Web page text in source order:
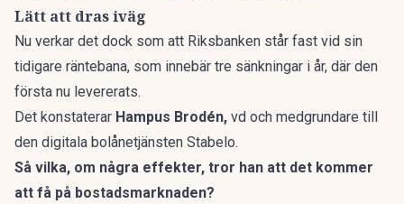
Lätt att dras iväg
Nu verkar det dock som att Riksbanken står fast vid sin
tidigare räntebana, som innebär tre sänkningar i år, där den
första nu levererats.
Det konstaterar Hampus Brodén, vd och medgrundare till
den digitala bolånetjänsten Stabelo.
Så vilka, om några effekter, tror han att det kommer
att få på bostadsmarknaden?